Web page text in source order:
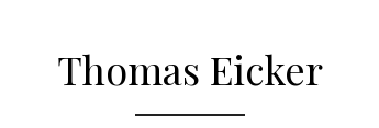
Thomas Eicker